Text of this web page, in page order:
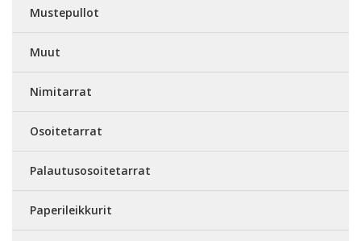
Mustepullot
Muut
Nimitarrat
Osoitetarrat
Palautusosoitetarrat
Paperileikkurit